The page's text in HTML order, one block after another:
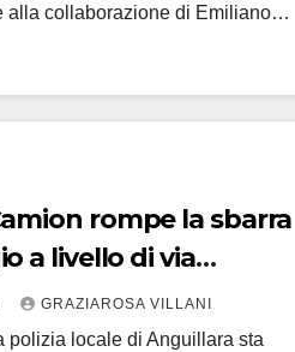
alla collaborazione di Emiliano…
rompe la sbarra
a livello di via
GRAZIAROSA VILLANI
polizia locale di Anguillara sta